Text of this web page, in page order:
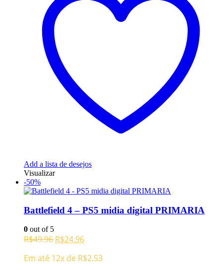
Add a lista de desejos
Visualizar
-50%
Battlefield 4 – PS5 midia digital PRIMARIA
0 out of 5
R$49.96 O
original
R$24.96O
atual
Em até 12x de R$2.53